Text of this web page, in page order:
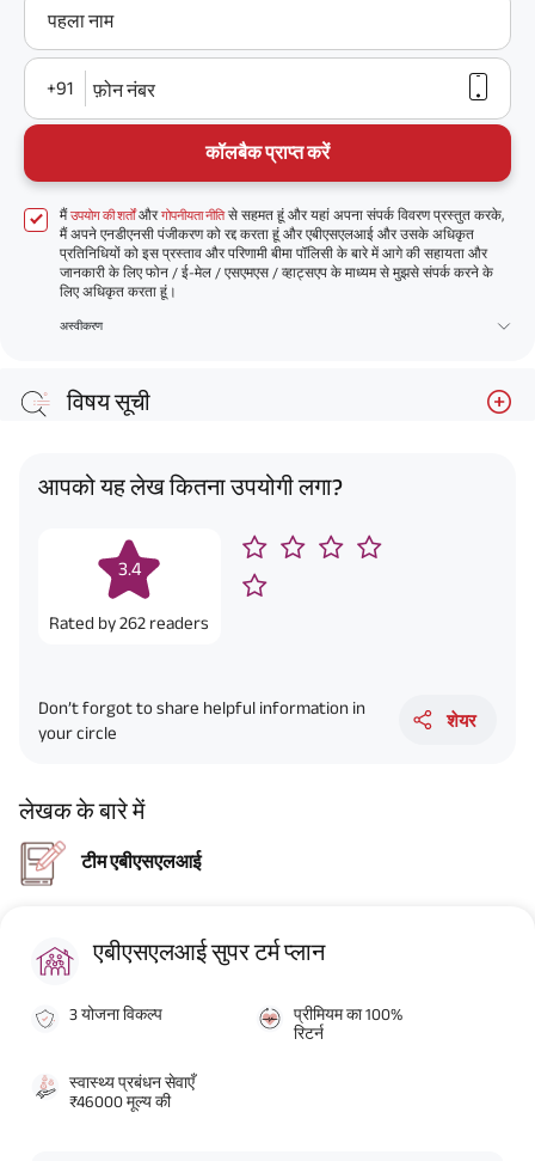
पहला नाम
+91 फ़ोन नंबर
कॉलबैक प्राप्त करें
मैंउपयोग की शर्तोंऔरगोपनीयता नीतिसे सहमत हूं और यहां अपना संपर्क विवरण प्रस्तुत करके,
मैं अपने एनडीएनसी पंजीकरण को रद्द करता हूं और एबीएसएलआई और उसके अधिकृत
प्रतिनिधियों को इस प्रस्ताव और परिणामी बीमा पॉलिसी के बारे में आगे की सहायता और
जानकारी के लिए फोन / ई-मेल / एसएमएस / व्हाट्सएप के माध्यम से मुझसे संपर्क करने के
लिए अधिकृत करता हूं।
अस्वीकरण
विषय सूची
आपको यह लेख कितना उपयोगी लगा?
3.4
Rated by262 readers
Don’t forgot to share helpful information in
your circle
शेयर
लेखक के बारे में
टीम एबीएसएलआई
एबीएसएलआई सुपर टर्म प्लान
3 योजना विकल्प
प्रीमियम का 100%
रिटर्न
स्वास्थ्य प्रबंधन सेवाएँ
₹46000 मूल्य की